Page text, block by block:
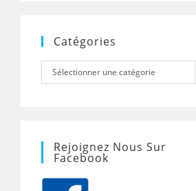
Catégories
Catégories
Sélectionner une catégorie
Rejoignez Nous Sur
Facebook